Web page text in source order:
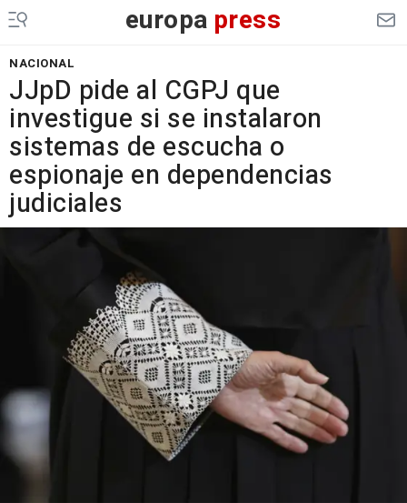
europa press
NACIONAL
JJpD pide al CGPJ que
investigue si se instalaron
sistemas de escucha o
espionaje en dependencias
judiciales